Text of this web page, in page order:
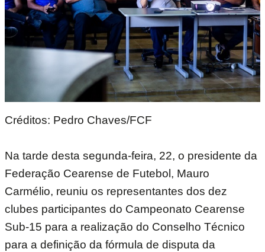
Créditos: Pedro Chaves/FCF
Na tarde desta segunda-feira, 22, o presidente da
Federação Cearense de Futebol, Mauro
Carmélio, reuniu os representantes dos dez
clubes participantes do Campeonato Cearense
Sub-15 para a realização do Conselho Técnico
para a definição da fórmula de disputa da